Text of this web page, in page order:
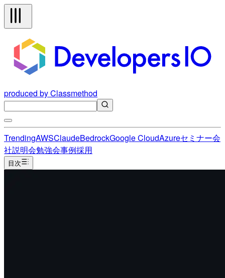
produced by Classmethod
TrendingAWSClaudeBedrockGoogle CloudAzureセミナー会
社説明会勉強会事例採用
目次